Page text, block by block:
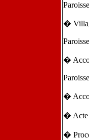
�
�
�
� Acte
�